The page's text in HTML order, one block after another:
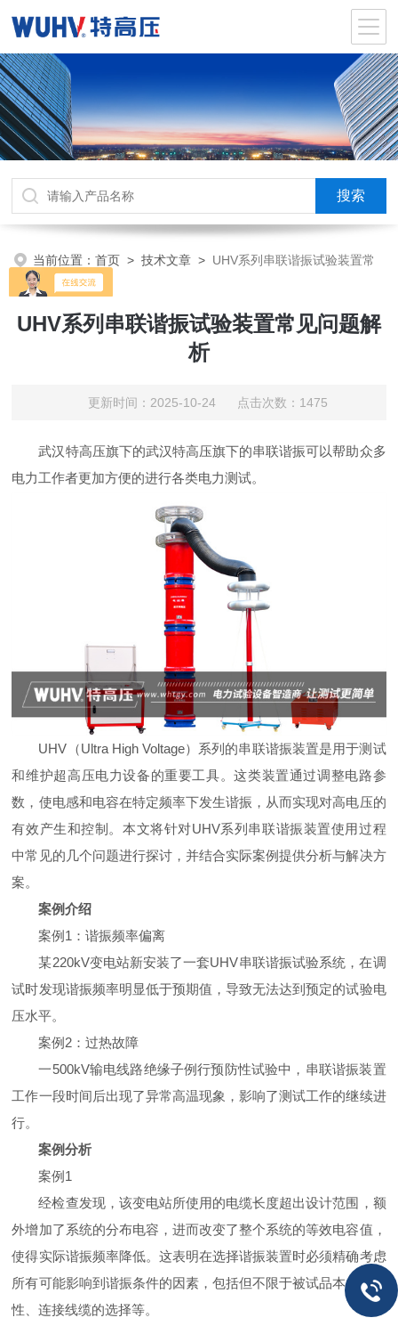
当前位置：首页 >技术文章 > UHV系列串联谐振试验装置常
见问题解析
UHV系列串联谐振试验装置常见问题解
析
更新时间：2025-10-24 点击次数：1475
武汉特高压旗下的武汉特高压旗下的串联谐振可以帮助众多
电力工作者更加方便的进行各类电力测试。
UHV（Ultra High Voltage）系列的串联谐振装置是用于测试
和维护超高压电力设备的重要工具。这类装置通过调整电路参
数，使电感和电容在特定频率下发生谐振，从而实现对高电压的
有效产生和控制。本文将针对UHV系列串联谐振装置使用过程
中常见的几个问题进行探讨，并结合实际案例提供分析与解决方
案。
案例介绍
案例1：谐振频率偏离
某220kV变电站新安装了一套UHV串联谐振试验系统，在调
试时发现谐振频率明显低于预期值，导致无法达到预定的试验电
压水平。
案例2：过热故障
一500kV输电线路绝缘子例行预防性试验中，串联谐振装置
工作一段时间后出现了异常高温现象，影响了测试工作的继续进
行。
案例分析
案例1
经检查发现，该变电站所使用的电缆长度超出设计范围，额
外增加了系统的分布电容，进而改变了整个系统的等效电容值，
使得实际谐振频率降低。这表明在选择谐振装置时必须精确考虑
所有可能影响到谐振条件的因素，包括但不限于被试品本身的特
性、连接线缆的选择等。